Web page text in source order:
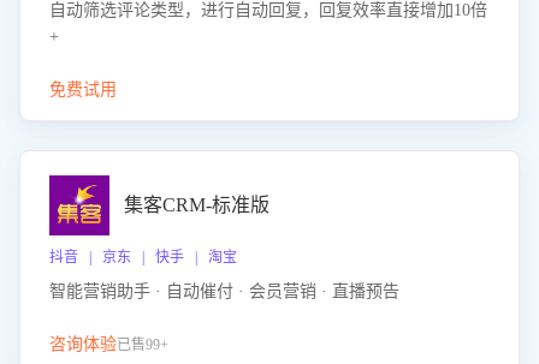
自动筛选评论类型，进行自动回复，回复效率直接增加10倍
+
免费试用
集客CRM-标准版
抖音 | 京东 | 快手 | 淘宝
智能营销助手 · 自动催付 · 会员营销 · 直播预告
咨询体验已售99+